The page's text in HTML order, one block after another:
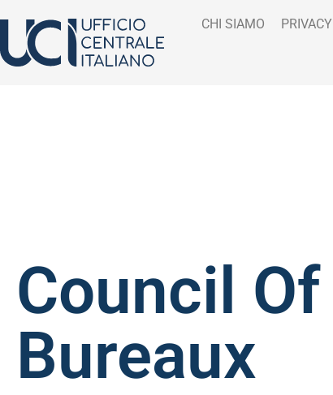
CHI SIAMO PRIVACY
Council Of
Bureaux